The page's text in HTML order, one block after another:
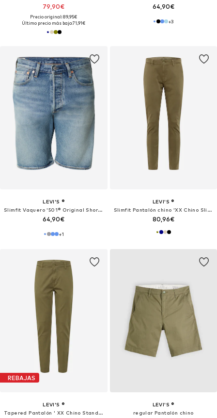
79,90€
Precio original: 89,95€
Último precio más bajo:71,91€
64,90€
+3
LEVI'S ®
Slimfit Vaquero '501® Original Shorts'
64,90€
+1
LEVI'S ®
Slimfit Pantalón chino 'XX Chino Slim II'
80,96€
REBAJAS
LEVI'S ®
Tapered Pantalón ' XX Chino Standard'
LEVI'S ®
regular Pantalón chino